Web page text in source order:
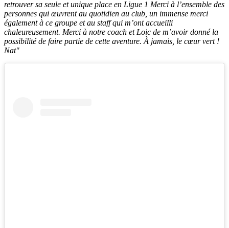
retrouver sa seule et unique place en Ligue 1 Merci à l’ensemble des
personnes qui œuvrent au quotidien au club, un immense merci
également à ce groupe et au staff qui m’ont accueilli
chaleureusement. Merci à notre coach et Loic de m’avoir donné la
possibilité de faire partie de cette aventure. À jamais, le cœur vert !
Nat"